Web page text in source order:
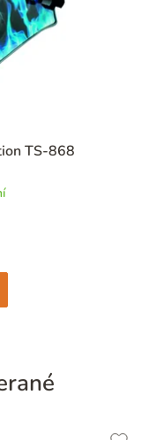
TS-868